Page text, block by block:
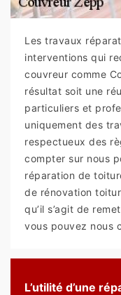
Les travaux
interventions qui
couvreur comme
résultat soit une
particuliers et
uniquement des
respectueux des
compter sur nous
réparation de
de rénovation
qu’il s’agit de
vous pouvez nous
L’utilité d’une